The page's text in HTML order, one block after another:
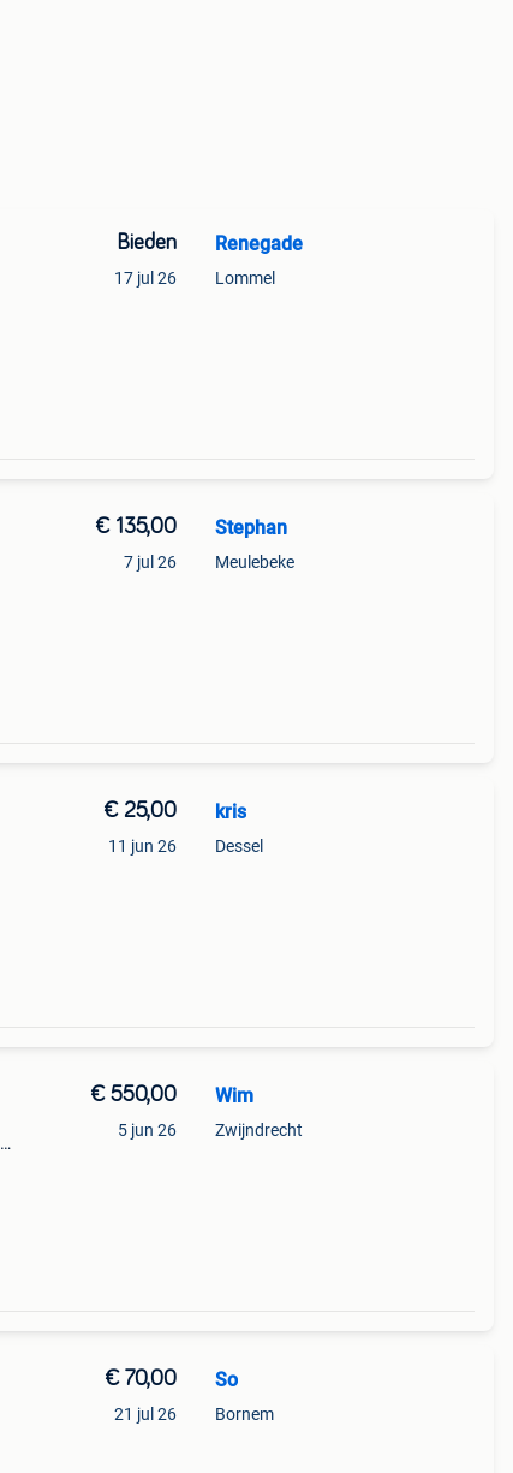
Bieden
17 jul 26
Renegade
Lommel
€ 135,00
7 jul 26
Stephan
Meulebeke
€ 25,00
11 jun 26
kris
Dessel
€ 550,00
5 jun 26
Wim
Zwijndrecht
€ 70,00
21 jul 26
So
Bornem